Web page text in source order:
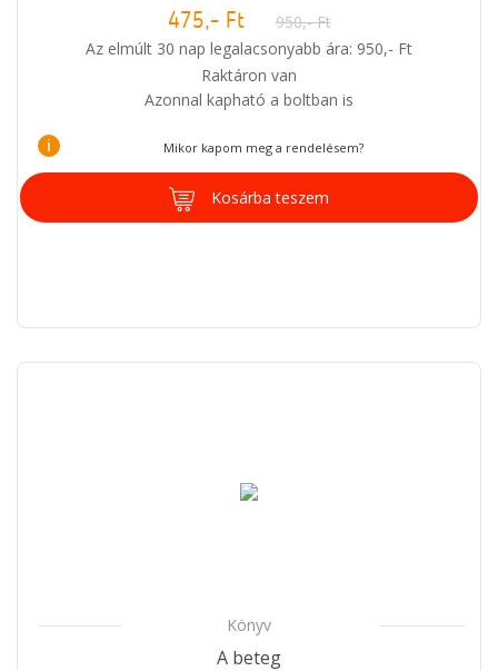
475,- Ft
950,- Ft
Az elmúlt 30 nap legalacsonyabb ára: 950,- Ft
Raktáron van
Azonnal kapható a boltban is
i Mikor kapom meg a rendelésem?
Kosárba teszem
Könyv
A beteg